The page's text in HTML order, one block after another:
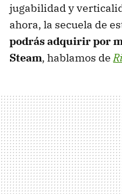
jugabilidad y
ahora, la secuela de
podrás adquirir por
Steam, hablamos de